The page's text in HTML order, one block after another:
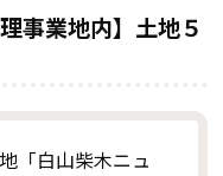
事業地内】土地５
「白山柴木ニュ